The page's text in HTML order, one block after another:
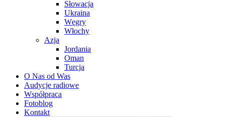
Słowacja
Ukraina
Węgry
Włochy
Azja
Jordania
Oman
Turcja
O Nas od Was
Audycje radiowe
Współpraca
Fotoblog
Kontakt